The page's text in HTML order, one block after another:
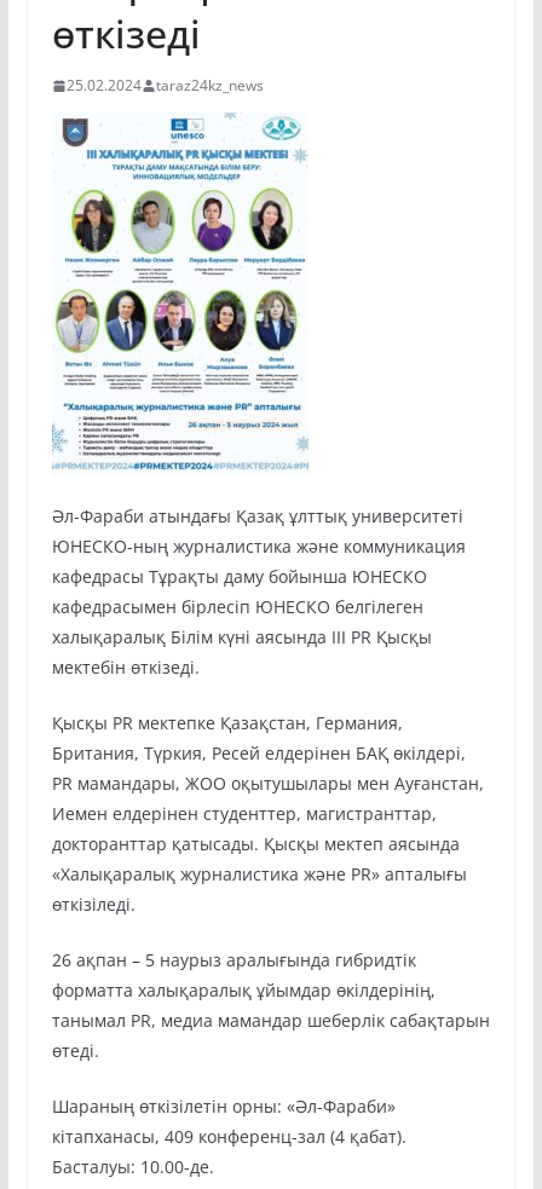
өткізеді
25.02.2024 taraz24kz_news
Әл-Фараби атындағы Қазақ ұлттық университеті
ЮНЕСКО-ның журналистика және коммуникация
кафедрасы Тұрақты даму бойынша ЮНЕСКО
кафедрасымен бірлесіп ЮНЕСКО белгілеген
халықаралық Білім күні аясында III PR Қысқы
мектебін өткізеді.
Қысқы PR мектепке Қазақстан, Германия,
Британия, Түркия, Ресей елдерінен БАҚ өкілдері,
PR мамандары, ЖОО оқытушылары мен Ауғанстан,
Иемен елдерінен студенттер, магистранттар,
докторанттар қатысады. Қысқы мектеп аясында
«Халықаралық журналистика және PR» апталығы
өткізіледі.
26 ақпан – 5 наурыз аралығында гибридтік
форматта халықаралық ұйымдар өкілдерінің,
танымал PR, медиа мамандар шеберлік сабақтарын
өтеді.
Шараның өткізілетін орны: «Әл-Фараби»
кітапханасы, 409 конференц-зал (4 қабат).
Басталуы: 10.00-де.